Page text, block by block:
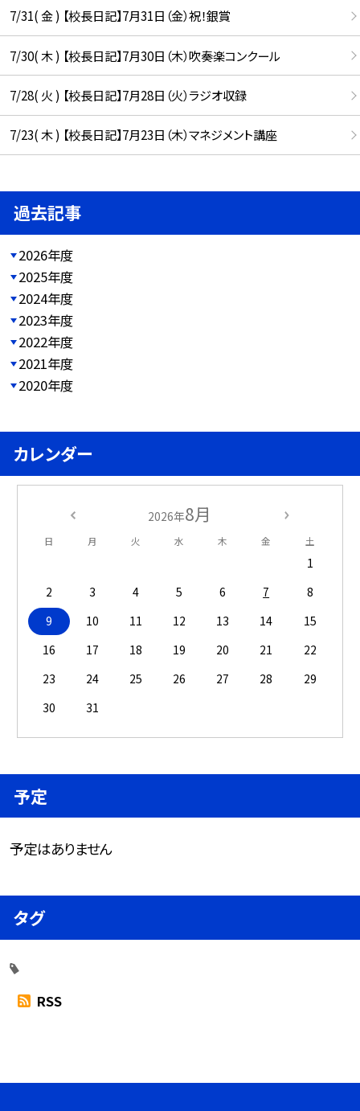
7/31( 金 ) 【校長日記】7月31日（金）祝！銀賞
7/30( 木 ) 【校長日記】7月30日（木）吹奏楽コンクール
7/28( 火 ) 【校長日記】7月28日（火）ラジオ収録
7/23( 木 ) 【校長日記】7月23日（木）マネジメント講座
過去記事
2026年度
2025年度
2024年度
2023年度
2022年度
2021年度
2020年度
カレンダー
2026年8月
日 月 火 水 木 金 土
1
2
3 4 5 6 7
8
9
10 11 12 13 14
15
16
17 18 19 20 21
22
23
24 25 26 27 28
29
30
31
予定
予定はありません
タグ
RSS